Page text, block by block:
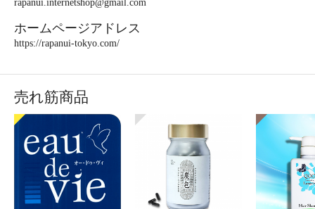
rapanui.internetshop@gmail.com
ホームページアドレス
https://rapanui-tokyo.com/
売れ筋商品